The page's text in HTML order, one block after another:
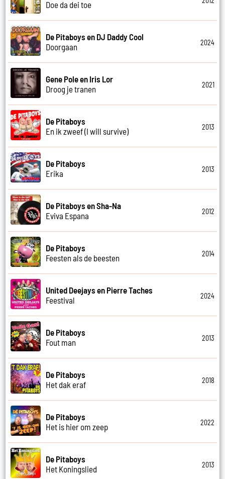
Doe da dei toe
De Pitaboys en DJ Daddy Cool
Doorgaan
2024
Gene Pole en Iris Lor
Droog je tranen
2021
De Pitaboys
En ik zweef (I will survive)
2013
De Pitaboys
Erika
2013
De Pitaboys en Sha-Na
Eviva Espana
2012
De Pitaboys
Feesten als de beesten
2014
United Deejays en Pierre Taches
Feestival
2024
De Pitaboys
Fout man
2013
De Pitaboys
Het dak eraf
2018
De Pitaboys
Het is hier om zeep
2022
De Pitaboys
Het Koningslied
2013